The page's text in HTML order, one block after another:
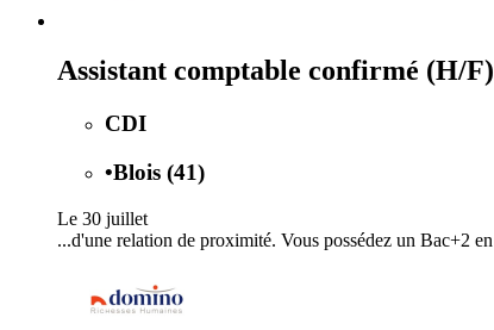
Assistant comptable confirmé (H/F)
CDI
•Blois (41)
Le 30 juillet
...d'une relation de proximité. Vous possédez un Bac+2 en